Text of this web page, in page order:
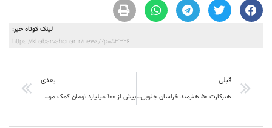
لینک کوتاه خبر:
https://khabarvahonar.ir/news/?p=53326
قبلی
هنرکارت 50 هنرمند خراسان جنوبی از سوی صندوق اعتباری هنر به فرهنگ و هنر ارشاداسلامی استان تحویل شد
بعدی
بیش از ۱۰۰ میلیارد تومان کمک مومنانه در خراسان جنوبی جمع‌آوری شد